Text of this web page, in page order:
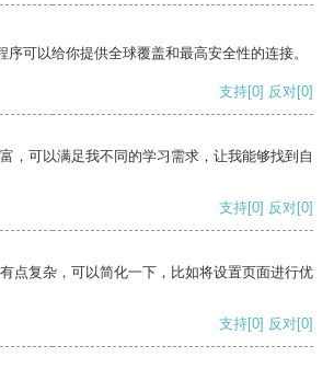
可以给你提供全球覆盖和最高安全性的连接。
支持[0] 反对[0]
，可以满足我不同的学习需求，让我能够找到自
支持[0] 反对[0]
点复杂，可以简化一下，比如将设置页面进行优
支持[0] 反对[0]